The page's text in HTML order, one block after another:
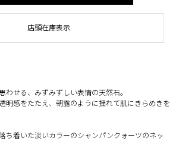
店頭在庫表示
わせる、みずみずしい表情の天然石。
明感をたたえ、朝露のように揺れて肌にきらめきを
ち着いた淡いカラーのシャンパンクォーツのネッ